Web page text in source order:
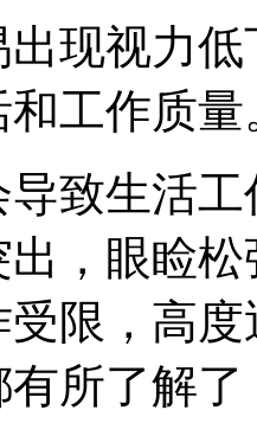
现视力
工作质量
致生活
，眼睑
限，高
所了解